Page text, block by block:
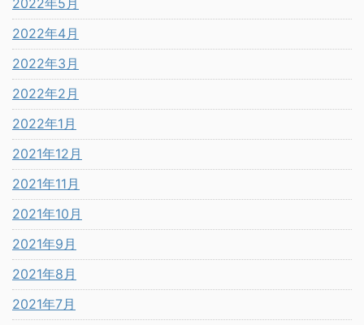
2022年5月
2022年4月
2022年3月
2022年2月
2022年1月
2021年12月
2021年11月
2021年10月
2021年9月
2021年8月
2021年7月